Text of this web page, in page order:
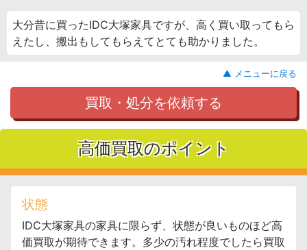
大分昔に買ったIDC大塚家具ですが、高く買い取ってもら
えたし、搬出もしてもらえてとても助かりました。
▲ メニューに戻る
買取・処分を依頼する
高価買取のポイント
状態
IDC大塚家具の家具に限らず、状態が良いものほど高
価買取が期待できます。多少の汚れ程度でしたら買取